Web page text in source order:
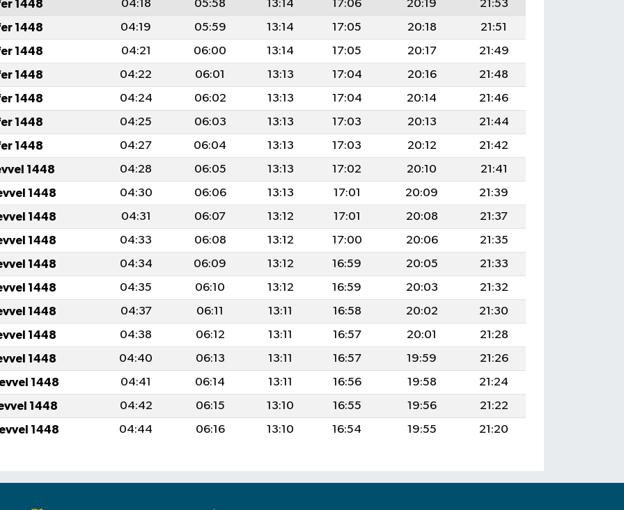
1448 04:18 05:58 13:14 17:06 20:19
21:53
1448 04:19 05:59 13:14 17:05 20:18
21:51
1448 04:21 06:00 13:14 17:05 20:17
21:49
1448 04:22 06:01 13:13 17:04 20:16
21:48
1448 04:24 06:02 13:13 17:04 20:14
21:46
1448 04:25 06:03 13:13 17:03 20:13
21:44
1448 04:27 06:04 13:13 17:03 20:12
21:42
1448 04:28 06:05 13:13 17:02 20:10
21:41
1448 04:30 06:06 13:13 17:01 20:09
21:39
1448 04:31 06:07 13:12 17:01 20:08
21:37
1448 04:33 06:08 13:12 17:00 20:06
21:35
1448 04:34 06:09 13:12 16:59 20:05
21:33
1448 04:35 06:10 13:12 16:59 20:03
21:32
1448 04:37 06:11 13:11 16:58 20:02
21:30
1448 04:38 06:12 13:11 16:57 20:01
21:28
1448 04:40 06:13 13:11 16:57 19:59
21:26
1448 04:41 06:14 13:11 16:56 19:58
21:24
1448 04:42 06:15 13:10 16:55 19:56
21:22
1448 04:44 06:16 13:10 16:54 19:55 21:20